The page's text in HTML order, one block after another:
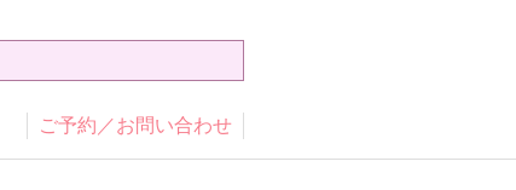
ご予約／お問い合わせ